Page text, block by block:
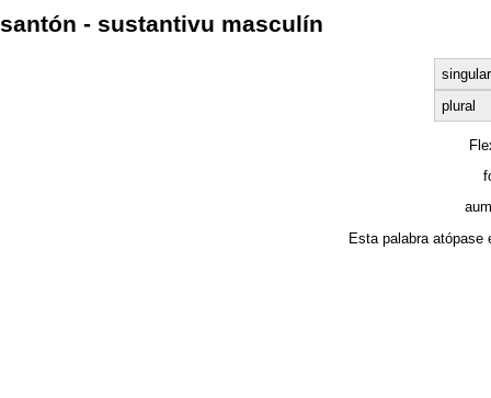
santón - sustantivu masculín
singular
plural
Esta palabra atópase